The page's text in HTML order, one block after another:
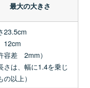
最大の大きさ
23.5cm
容差 2mm）
さは、幅に1.4を乗じ
の以上）